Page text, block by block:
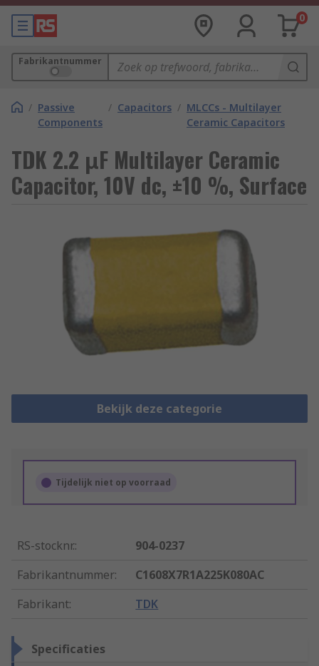
0
Fabrikantnummer
/ Passive
Components
/ Capacitors / MLCCs - Multilayer
Ceramic Capacitors
TDK 2.2 μF Multilayer Ceramic
Capacitor, 10V dc, ±10 %, Surface
Bekijk deze categorie
Tijdelijk niet op voorraad
RS-stocknr.:
904-0237
Fabrikantnummer:
C1608X7R1A225K080AC
Fabrikant: TDK
Specificaties